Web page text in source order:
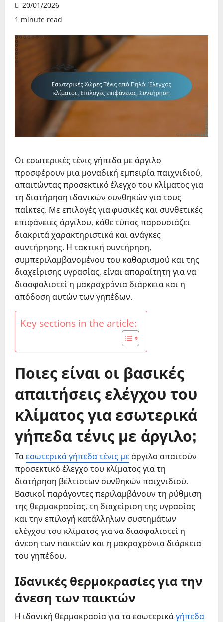
20/01/2026
1 minute read
Οι εσωτερικές τένις γήπεδα με άργιλο
προσφέρουν μια μοναδική εμπειρία παιχνιδιού,
απαιτώντας προσεκτικό έλεγχο του κλίματος για
τη διατήρηση ιδανικών συνθηκών για τους
παίκτες. Με επιλογές για φυσικές και συνθετικές
επιφάνειες άργιλου, κάθε τύπος παρουσιάζει
διακριτά χαρακτηριστικά και ανάγκες
συντήρησης. Η τακτική συντήρηση,
συμπεριλαμβανομένου του καθαρισμού και της
διαχείρισης υγρασίας, είναι απαραίτητη για να
διασφαλιστεί η μακροχρόνια διάρκεια και η
απόδοση αυτών των γηπέδων.
Key sections in the article:
Ποιες είναι οι βασικές
απαιτήσεις ελέγχου του
κλίματος για εσωτερικά
γήπεδα τένις με άργιλο;
Ταεσωτερικά γήπεδα τένις μεάργιλο απαιτούν
προσεκτικό έλεγχο του κλίματος για τη
διατήρηση βέλτιστων συνθηκών παιχνιδιού.
Βασικοί παράγοντες περιλαμβάνουν τη ρύθμιση
της θερμοκρασίας, τη διαχείριση της υγρασίας
και την επιλογή κατάλληλων συστημάτων
ελέγχου του κλίματος για να διασφαλιστεί η
άνεση των παικτών και η μακροχρόνια διάρκεια
του γηπέδου.
Ιδανικές θερμοκρασίες για την
άνεση των παικτών
Η ιδανική θερμοκρασία για τα εσωτερικάγήπεδα